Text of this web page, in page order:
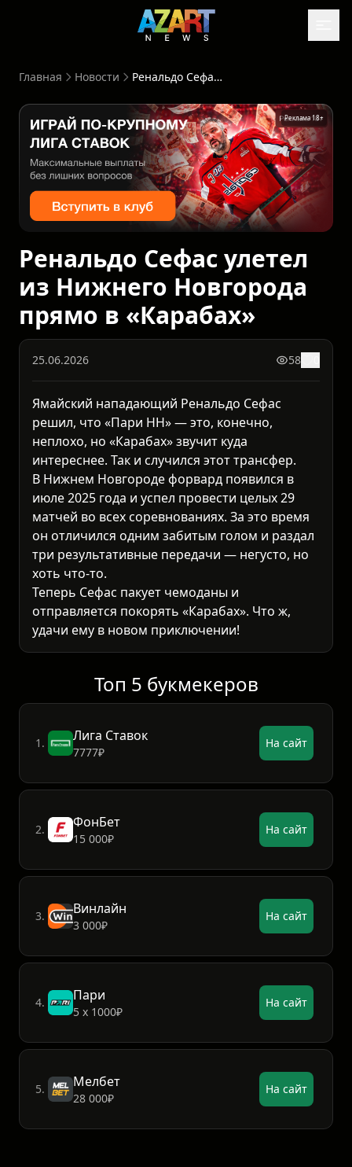
Главная Новости Ренальдо Сефас улетел из Нижнего Новгорода прямо в «Карабах»
Реклама 18+
Ренальдо Сефас улетел
из Нижнего Новгорода
прямо в «Карабах»
25.06.2026 58
Ямайский нападающий Ренальдо Сефас
решил, что «Пари НН» — это, конечно,
неплохо, но «Карабах» звучит куда
интереснее. Так и случился этот трансфер.
В Нижнем Новгороде форвард появился в
июле 2025 года и успел провести целых 29
матчей во всех соревнованиях. За это время
он отличился одним забитым голом и раздал
три результативные передачи — негусто, но
хоть что-то.
Теперь Сефас пакует чемоданы и
отправляется покорять «Карабах». Что ж,
удачи ему в новом приключении!
Топ 5 букмекеров
1. Лига Ставок
7777₽
На сайт
2. ФонБет
15 000₽
На сайт
3. Винлайн
3 000₽
На сайт
4. Пари
5 х 1000₽
На сайт
5. Мелбет
28 000₽
На сайт